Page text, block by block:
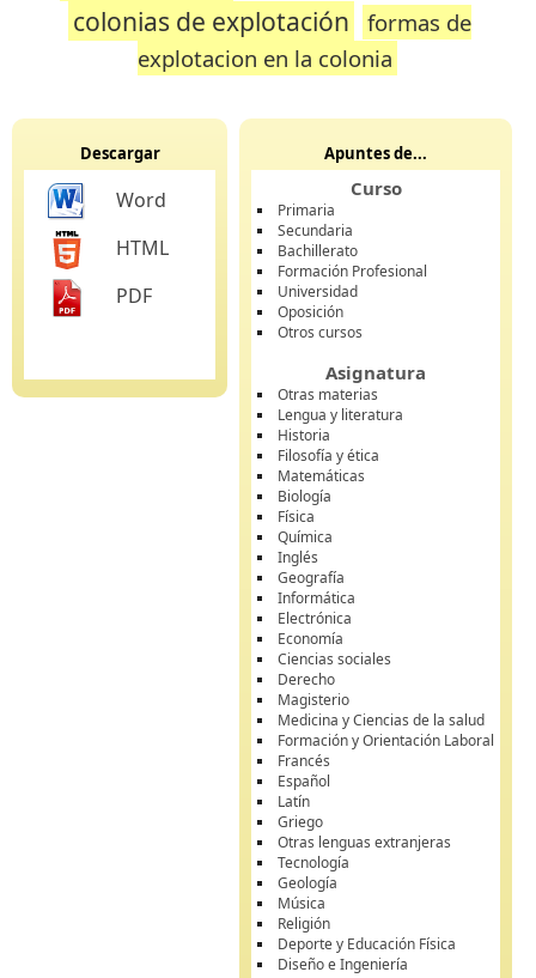
colonias de explotación
formas de
explotacion en la colonia
Descargar
Word
HTML
PDF
Apuntes de...
Curso
Primaria
Secundaria
Bachillerato
Formación Profesional
Universidad
Oposición
Otros cursos
Asignatura
Otras materias
Lengua y literatura
Historia
Filosofía y ética
Matemáticas
Biología
Física
Química
Inglés
Geografía
Informática
Electrónica
Economía
Ciencias sociales
Derecho
Magisterio
Medicina y Ciencias de la salud
Formación y Orientación Laboral
Francés
Español
Latín
Griego
Otras lenguas extranjeras
Tecnología
Geología
Música
Religión
Deporte y Educación Física
Diseño e Ingeniería